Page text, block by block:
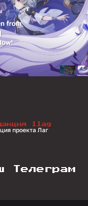
1lag
проекта Лаг
Телеграм